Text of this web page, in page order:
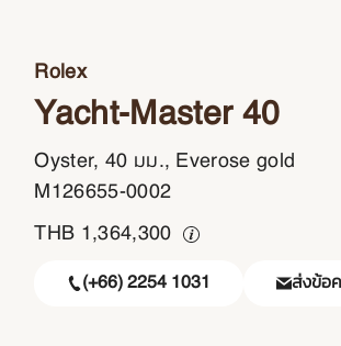
Rolex
Yacht-Master 40
Oyster, 40 มม., Everose gold
M126655-0002
THB 1,364,300
(+66) 2254 1031 ส่งข้อค